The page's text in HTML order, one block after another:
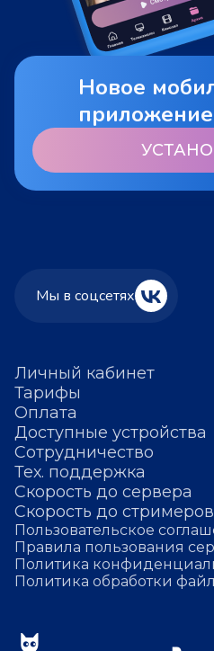
Новое
Личный кабинет
Тарифы
Оплата
Доступные устройства
Сотрудничество
Тех. поддержка
Скорость до сервера
Скорость до стримеров
Пользовательское
Правила пользования
Политика
Политика обработки
Мы в соцсетях